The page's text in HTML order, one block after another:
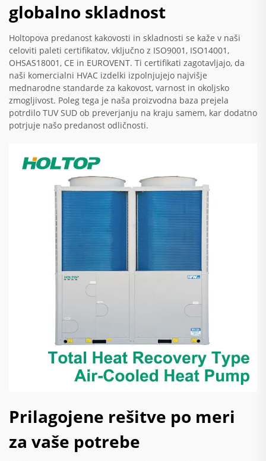
globalno skladnost
Holtopova predanost kakovosti in skladnosti se kaže v naši
celoviti paleti certifikatov, vključno z ISO9001, ISO14001,
OHSAS18001, CE in EUROVENT. Ti certifikati zagotavljajo, da
naši komercialni HVAC izdelki izpolnjujejo najvišje
mednarodne standarde za kakovost, varnost in okoljsko
zmogljivost. Poleg tega je naša proizvodna baza prejela
potrdilo TUV SUD ob preverjanju na kraju samem, kar dodatno
potrjuje našo predanost odličnosti.
Prilagojene rešitve po meri
za vaše potrebe